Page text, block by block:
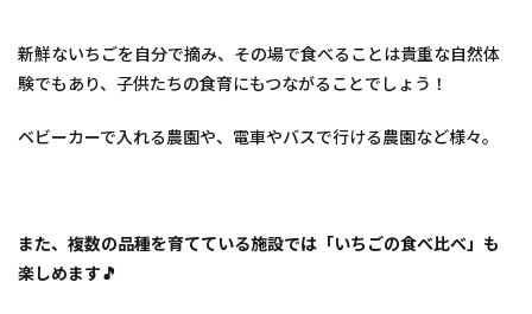
つい
て
茨城
「い
ちご
狩り
新鮮ないちごを自分で摘み、その場で食べることは貴重な自然体
験でもあり、子供たちの食育にもつながることでしょう！
ベビーカーで入れる農園や、電車やバスで行ける農園など様々。
また、複数の品種を育てている施設では「いちごの食べ比べ」も
楽しめます🎵